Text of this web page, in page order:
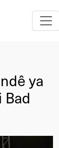
ya
Bad